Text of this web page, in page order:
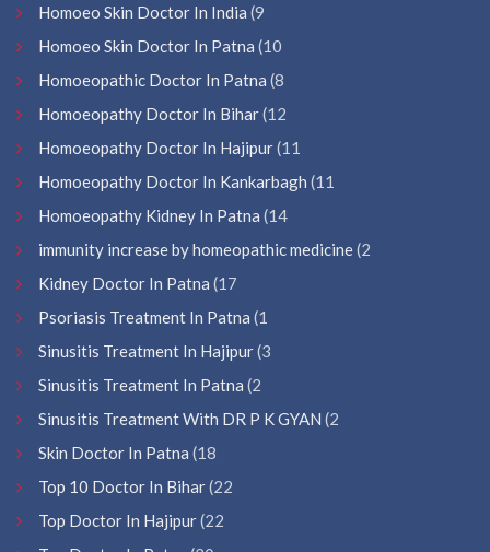
Homoeo Skin Doctor In India (9
Homoeo Skin Doctor In Patna (10
Homoeopathic Doctor In Patna (8
Homoeopathy Doctor In Bihar(12
Homoeopathy Doctor In Hajipur(11
Homoeopathy Doctor In Kankarbagh (11
Homoeopathy Kidney In Patna (14
immunity increase by homeopathic medicine(2
Kidney Doctor In Patna (17
Psoriasis Treatment In Patna (1
Sinusitis Treatment In Hajipur(3
Sinusitis Treatment In Patna (2
Sinusitis Treatment With DR P K GYAN (2
Skin Doctor In Patna (18
Top 10 Doctor In Bihar(22
Top Doctor In Hajipur(22